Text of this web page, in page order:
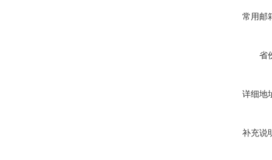
常用邮
省
详细地
补充说